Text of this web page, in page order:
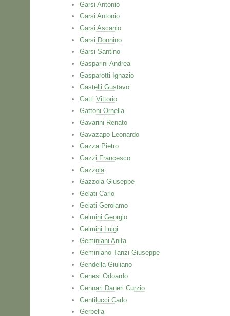
Garsi Antonio
Garsi Antonio
Garsi Ascanio
Garsi Donnino
Garsi Santino
Gasparini Andrea
Gasparotti Ignazio
Gastelli Gustavo
Gatti Vittorio
Gattoni Ornella
Gavarini Renato
Gavazapo Leonardo
Gazza Pietro
Gazzi Francesco
Gazzola
Gazzola Giuseppe
Gelati Carlo
Gelati Gerolamo
Gelmini Georgio
Gelmini Luigi
Geminiani Anita
Geminiano-Tanzi Giuseppe
Gendella Giuliano
Genesi Odoardo
Gennari Daneri Curzio
Gentilucci Carlo
Gerbella